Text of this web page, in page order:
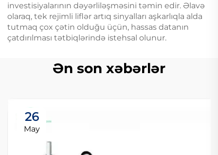
investisiyalarının dəyərliləşməsini təmin edir. Əlavə
olaraq, tek rejimli liflər artıq sinyalları aşkarlıqla alda
tutmaq çox çətin olduğu üçün, hassas datanın
çatdırılması tətbiqlərində istehsal olunur.
Ən son xəbərlər
26
May